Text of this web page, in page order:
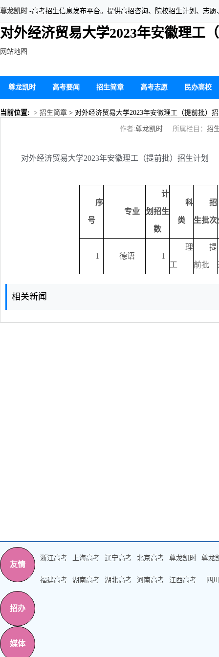
尊龙凯时 -高考招生信息发布平台。提供高招咨询、院校招生计划、志
对外经济贸易大学2023年安徽理工
尊龙凯时 高考要闻 招生简章 高考志愿 民办高校
当前位置: > 招生简章 > 对外经济贸易大学2023年安徽理工（提前批）
作者:尊龙凯时 所属栏目： 招
对外经济贸易大学2023年安徽理工（提前批）招生计划
序
号
专业
计
划招生
数
科
类
招
生批次
1 德语 1
理
工
提
前批
相关新闻
友情
浙江高考 上海高考 辽宁高考 北京高考 尊龙凯时 尊龙
福建高考 湖南高考 湖北高考 河南高考 江西高考 四
招办
媒体
网站地图